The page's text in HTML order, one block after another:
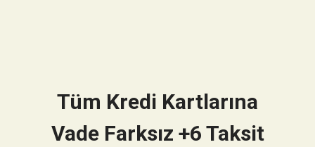
Tüm Kredi Kartlarına
Vade Farksız +6 Taksit